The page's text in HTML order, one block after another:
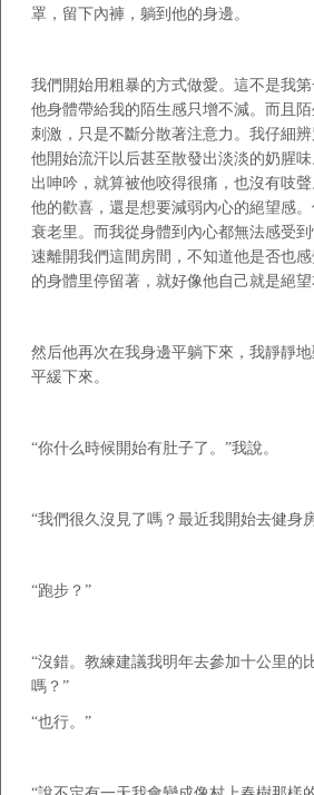
罩，留下內褲，躺到他的身邊。
我們開始用粗暴的方式做愛。這不是我
他身體帶給我的陌生感只增不減。而且
刺激，只是不斷分散著注意力。我仔細
他開始流汗以后甚至散發出淡淡的奶腥
出呻吟，就算被他咬得很痛，也沒有吱
他的歡喜，還是想要減弱內心的絕望感
衰老里。而我從身體到內心都無法感受
速離開我們這間房間，不知道他是否也
的身體里停留著，就好像他自己就是絕望
然后他再次在我身邊平躺下來，我靜靜
平緩下來。
“你什么時候開始有肚子了。”我說。
“我們很久沒見了嗎？最近我開始去健身
“跑步？”
“沒錯。教練建議我明年去參加十公里的
嗎？”
“也行。”